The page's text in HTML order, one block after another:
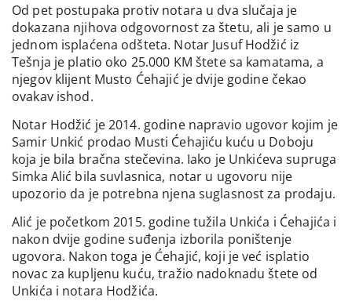
Od pet postupaka protiv notara u dva slučaja je
dokazana njihova odgovornost za štetu, ali je samo u
jednom isplaćena odšteta. Notar Jusuf Hodžić iz
Tešnja je platio oko 25.000 KM štete sa kamatama, a
njegov klijent Musto Ćehajić je dvije godine čekao
ovakav ishod.
Notar Hodžić je 2014. godine napravio ugovor kojim je
Samir Unkić prodao Musti Ćehajiću kuću u Doboju
koja je bila bračna stečevina. Iako je Unkićeva supruga
Simka Alić bila suvlasnica, notar u ugovoru nije
upozorio da je potrebna njena suglasnost za prodaju.
Alić je početkom 2015. godine tužila Unkića i Ćehajića i
nakon dvije godine suđenja izborila poništenje
ugovora. Nakon toga je Ćehajić, koji je već isplatio
novac za kupljenu kuću, tražio nadoknadu štete od
Unkića i notara Hodžića.